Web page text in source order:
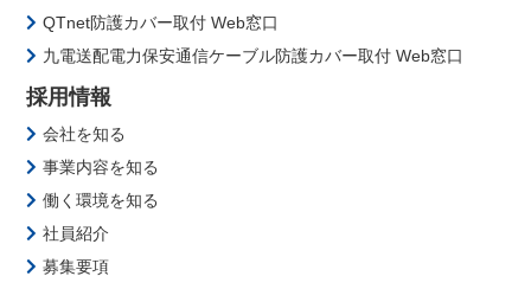
QTnet防護カバー取付 Web窓口
九電送配電力保安通信ケーブル防護カバー取付 Web窓口
採用情報
会社を知る
事業内容を知る
働く環境を知る
社員紹介
募集要項